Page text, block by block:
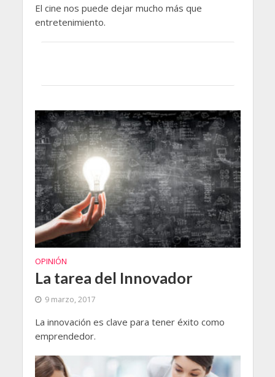
El cine nos puede dejar mucho más que
entretenimiento.
OPINIÓN
La tarea del Innovador
9 marzo, 2017
La innovación es clave para tener éxito como
emprendedor.